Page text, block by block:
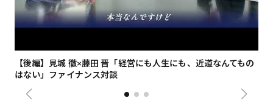
【後編】見城 徹×藤田 晋「経営にも人生にも、近道なんてもの
はない」ファイナンス対談